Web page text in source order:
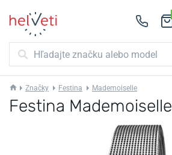
Značky Festina Mademoiselle
Festina